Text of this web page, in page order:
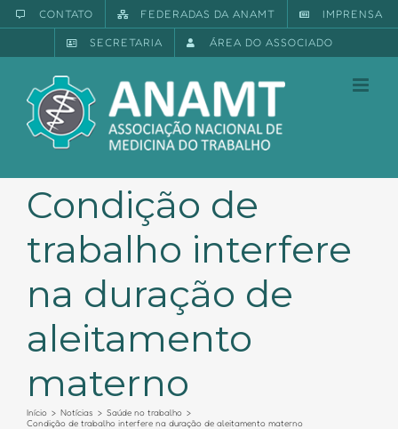
para
CONTATO FEDERADAS DA ANAMT IMPRENSA
SECRETARIA ÁREA DO ASSOCIADO
Condição de
trabalho interfere
na duração de
aleitamento
materno
Início Notícias
Saúde no trabalho
Condição de trabalho interfere na duração de aleitamento materno